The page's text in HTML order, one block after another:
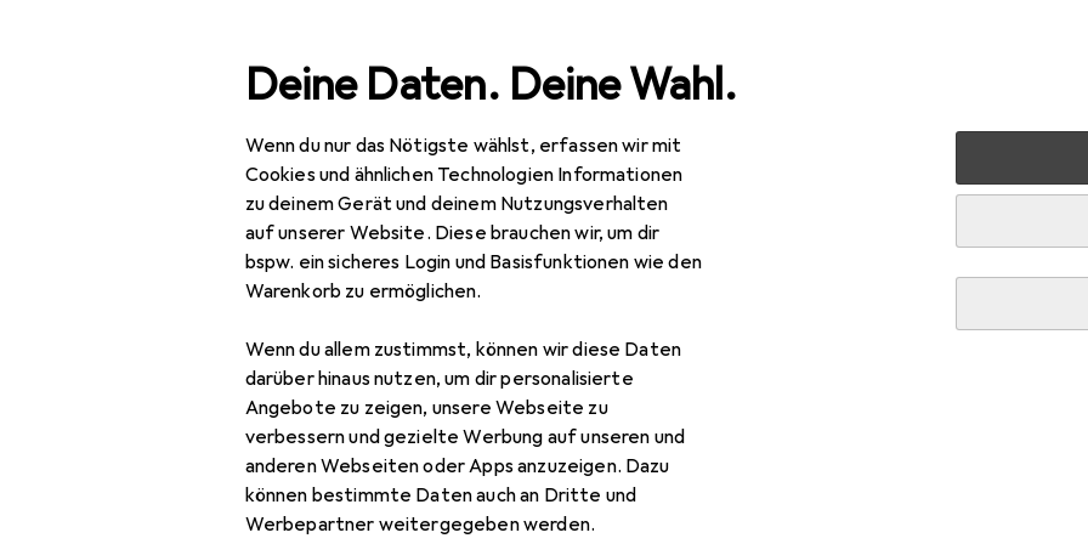
Deine Daten. Deine Wahl.
Wenn du nur das Nötigste wählst, erfassen wir mit
Cookies und ähnlichen Technologien Informationen
zu deinem Gerät und deinem Nutzungsverhalten
auf unserer Website. Diese brauchen wir, um dir
bspw. ein sicheres Login und Basisfunktionen wie den
Warenkorb zu ermöglichen.
Wenn du allem zustimmst, können wir diese Daten
darüber hinaus nutzen, um dir personalisierte
Angebote zu zeigen, unsere Webseite zu
verbessern und gezielte Werbung auf unseren und
anderen Webseiten oder Apps anzuzeigen. Dazu
können bestimmte Daten auch an Dritte und
Werbepartner weitergegeben werden.
Navigation nach Kategorien Gesamtsortiment Baumarkt + Garten